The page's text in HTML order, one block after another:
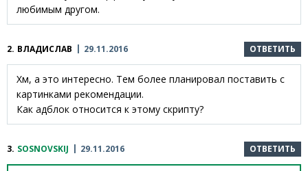
любимым другом.
2. ВЛАДИСЛАВ 29.11.2016 ОТВЕТИТЬ
Хм, а это интересно. Тем более планировал поставить с
картинками рекомендации.
Как адблок относится к этому скрипту?
3. SOSNOVSKIJ 29.11.2016 ОТВЕТИТЬ